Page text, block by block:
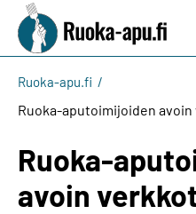
Ruoka-apu.fi
Ruoka-aputoimijoiden
Ruoka-
avoin